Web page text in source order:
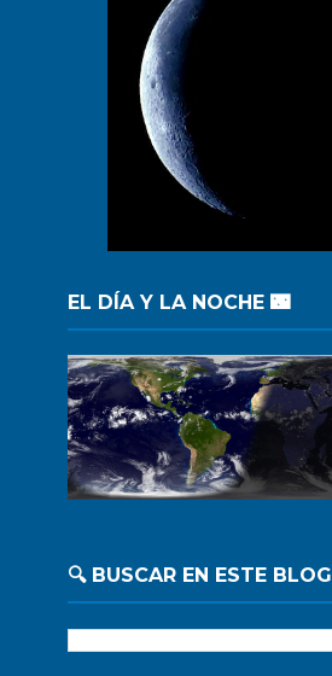
EL DÍA Y LA NOCHE 🌃
🔍 BUSCAR EN ESTE BLOG